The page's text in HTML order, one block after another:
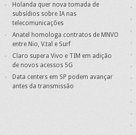
Holanda quer nova tomada de
subsídios sobre IA nas
telecomunicações
Anatel homologa contratos de MNVO
entre Nio, V.tal e Surf
Claro supera Vivo e TIM em adição
de novos acessos 5G
Data centers em SP podem avançar
antes da transmissão